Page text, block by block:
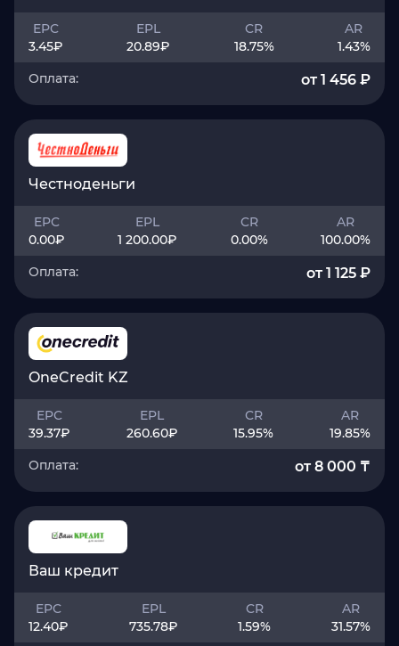
EPC
3.45₽
EPL
20.89₽
CR
18.75%
AR
1.43%
Оплата:
от 1 456 ₽
Честноденьги
EPC
0.00₽
EPL
1 200.00₽
CR
0.00%
AR
100.00%
Оплата:
от 1 125 ₽
OneCredit KZ
EPC
39.37₽
EPL
260.60₽
CR
15.95%
AR
19.85%
Оплата:
от 8 000 ₸
Ваш кредит
EPC
12.40₽
EPL
735.78₽
CR
1.59%
AR
31.57%